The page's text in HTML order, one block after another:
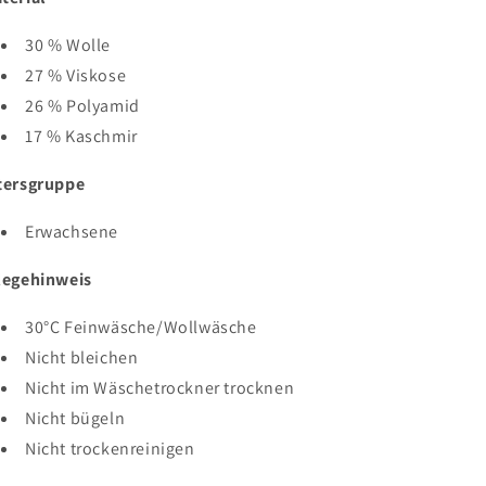
30 % Wolle
27 % Viskose
26 % Polyamid
17 % Kaschmir
Erwachsene
30°C Feinwäsche/Wollwäsche
Nicht bleichen
Nicht im Wäschetrockner trocknen
Nicht bügeln
Nicht trockenreinigen